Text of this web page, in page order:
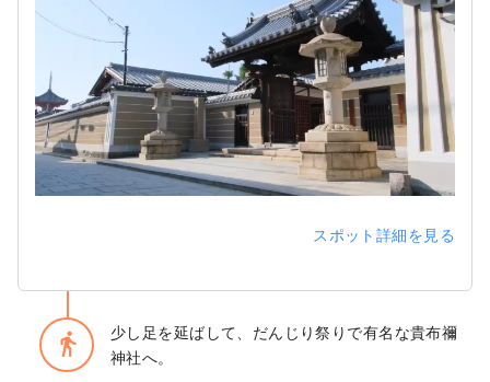
スポット詳細を見る
directions_walk
少し足を延ばして、だんじり祭りで有名な貴布禰
神社へ。